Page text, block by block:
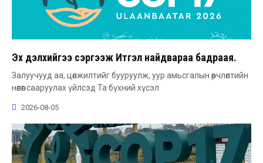
Эх дэлхийгээ сэргээж Итгэл найдвараа бадраая.
Залуучууд аа, цөлжилтийг бууруулж, уур амьсгалын өөрчлөлтийн
нөлөөг сааруулах үйлсэд Та бүхний хүсэл
2026-08-05